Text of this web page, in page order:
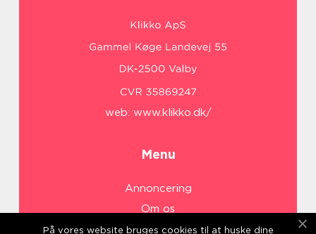
web: www.klikko.dk/
Menu
Annoncering
Om os
Cookies
På vores website bruges cookies til at huske dine